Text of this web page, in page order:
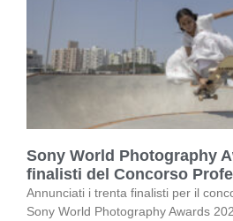
Sony World Photography
finalisti del Concorso
Annunciati i trenta finalisti per il
Sony World Photography Awards